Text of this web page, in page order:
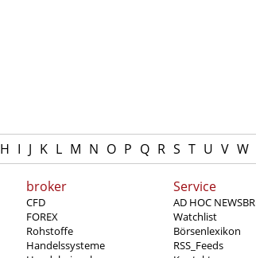
H I J K L M N O P Q R S T U V W
broker
CFD
FOREX
Rohstoffe
Handelssysteme
Service
AD HOC
Watchlist
Börsenlexikon
RSS_Feeds